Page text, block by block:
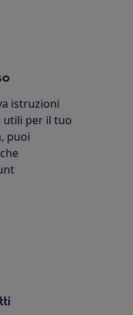
istruzioni
utili per il tuo
puoi